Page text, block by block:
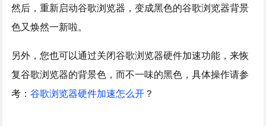
然后，重新启动谷歌浏览器，变成黑色的谷歌浏览器背景
色又焕然一新啦。
另外，您也可以通过关闭谷歌浏览器硬件加速功能，来恢
复谷歌浏览器的背景色，而不一味的黑色，具体操作请参
考：谷歌浏览器硬件加速怎么开？